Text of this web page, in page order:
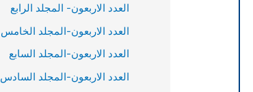
العدد الاربعون- المجلد الرابع
العدد الاربعون-المجلد الخامس
العدد الاربعون-المجلد السابع
العدد الاربعون-المجلد السادس